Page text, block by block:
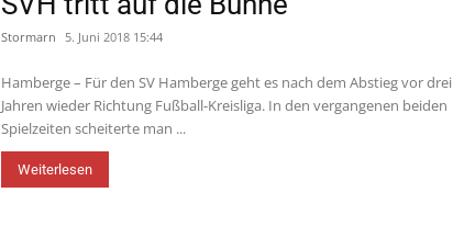
Stormarn 5. Juni 2018 15:44
Hamberge – Für den SV Hamberge geht es nach dem Abstieg vor drei
Jahren wieder Richtung Fußball-Kreisliga. In den vergangenen beiden
Spielzeiten scheiterte man ...
Weiterlesen